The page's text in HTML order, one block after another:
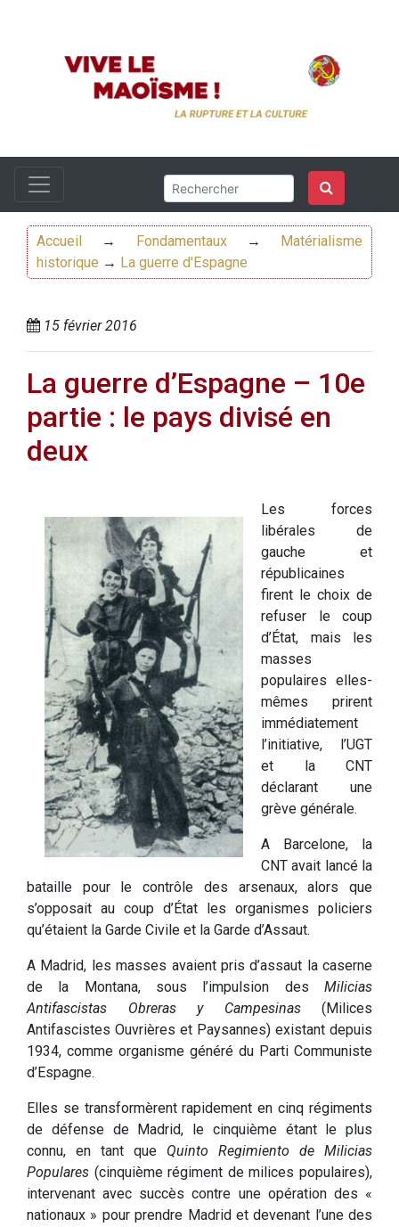
Accueil → Fondamentaux→
Matérialisme
historique → La guerre d'Espagne
15 février 2016
La guerre d’Espagne – 10e
partie : le pays divisé en
deux
Les forces
libérales de
gauche et
républicaines
firent le choix de
refuser le coup
d’État, mais les
masses
populaires elles-
mêmes prirent
immédiatement
l’initiative, l’UGT
et la CNT
déclarant une
grève générale.
A Barcelone, la
CNT avait lancé la
bataille pour le contrôle des arsenaux, alors que
s’opposait au coup d’État les organismes policiers
qu’étaient la Garde Civile et la Garde d’Assaut.
A Madrid, les masses avaient pris d’assaut la caserne
de la Montana, sous l’impulsion des Milicias
Antifascistas Obreras y Campesinas(Milices
Antifascistes Ouvrières et Paysannes) existant depuis
1934, comme organisme généré du Parti Communiste
d’Espagne.
Elles se transformèrent rapidement en cinq régiments
de défense de Madrid, le cinquième étant le plus
connu, en tant que Quinto Regimiento de Milicias
Populares (cinquième régiment de milices populaires),
intervenant avec succès contre une opération des «
nationaux » pour prendre Madrid et devenant l’une des